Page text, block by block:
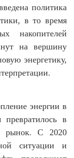
политика
в то время
накопителей
на вершину
энергетику,
энергии в
в
рынок.С 2020
ситуации и